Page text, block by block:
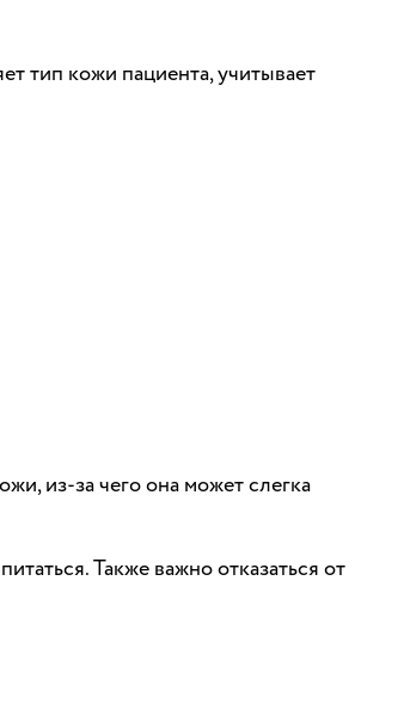
тип кожи пациента, учитывает
из-за чего она может слегка
Также важно отказаться от